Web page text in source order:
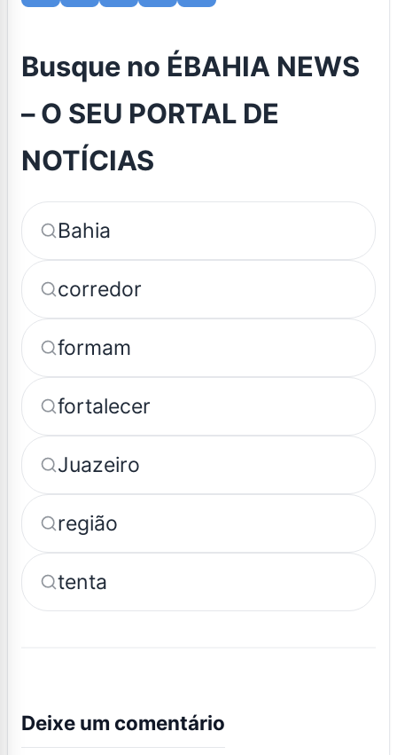
Busque no ÉBAHIA NEWS
– O SEU PORTAL DE
NOTÍCIAS
Bahia
corredor
formam
fortalecer
Juazeiro
região
tenta
Deixe um comentário